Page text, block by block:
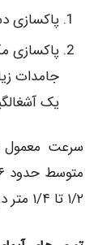
پاکسازی
پاکسازی
جامدات
یک
سرعت معمول
۱/۲ تا ۱/۴ متر در ثانیه پیشنهاد می شود.